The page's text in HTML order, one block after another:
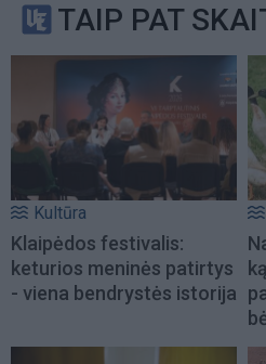
TAIP PAT
Kultūra
Klaipėdos festivalis:
keturios meninės patirtys
- viena bendrystės istorija